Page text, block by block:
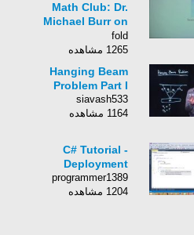
Math Club: Dr.
Michael Burr on
Mathematical
Origami, Part 2 of 4
fold
1265 مشاهده
Hanging Beam
Problem Part I
siavash533
1164 مشاهده
C# Tutorial -
Deployment
programmer1389
1204 مشاهده